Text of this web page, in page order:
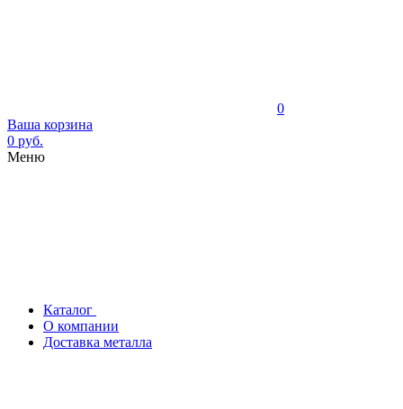
0
Ваша корзина
0 руб.
Меню
Каталог
О компании
Доставка металла